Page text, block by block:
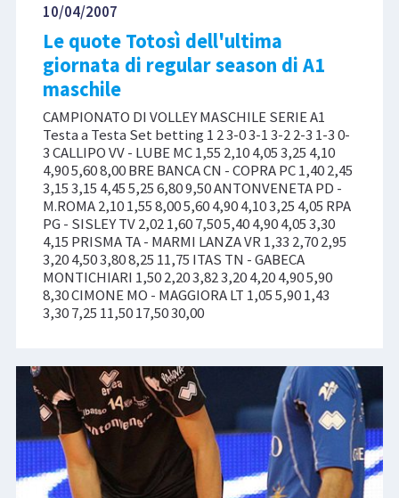
10/04/2007
Le quote Totosì dell'ultima
giornata di regular season di A1
maschile
CAMPIONATO DI VOLLEY MASCHILE SERIE A1
Testa a Testa Set betting 1 2 3-0 3-1 3-2 2-3 1-3 0-
3 CALLIPO VV - LUBE MC 1,55 2,10 4,05 3,25 4,10
4,90 5,60 8,00 BRE BANCA CN - COPRA PC 1,40 2,45
3,15 3,15 4,45 5,25 6,80 9,50 ANTONVENETA PD -
M.ROMA 2,10 1,55 8,00 5,60 4,90 4,10 3,25 4,05 RPA
PG - SISLEY TV 2,02 1,60 7,50 5,40 4,90 4,05 3,30
4,15 PRISMA TA - MARMI LANZA VR 1,33 2,70 2,95
3,20 4,50 3,80 8,25 11,75 ITAS TN - GABECA
MONTICHIARI 1,50 2,20 3,82 3,20 4,20 4,90 5,90
8,30 CIMONE MO - MAGGIORA LT 1,05 5,90 1,43
3,30 7,25 11,50 17,50 30,00